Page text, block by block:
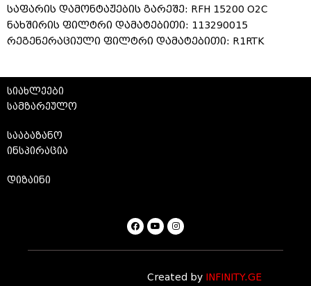
საფარის დამონტაჟების გარეშე: RFH 15200 O2C
ნახშირის ფილტრი დამატებითი: 113290015
რეგენერაციული ფილტრი დამატებითი: R1RTK
სიახლეები
სამზარეულო
სააბაზანო
ინსპირაცია
დიზაინი
Created by INFINITY.GE